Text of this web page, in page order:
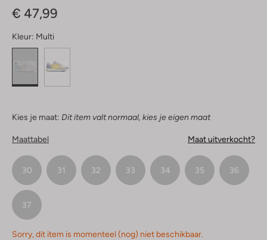
€ 47,99
Kleur: Multi
Kies je maat: Dit item valt normaal, kies je eigen maat
Maattabel Maat uitverkocht?
30 31 32 33 34 35 36
37
Sorry, dit item is momenteel (nog) niet beschikbaar.